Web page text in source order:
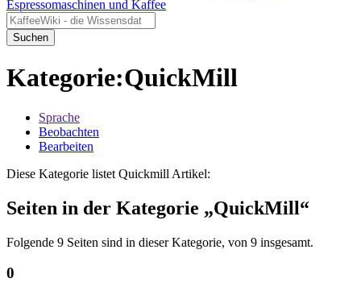
Espressomaschinen und Kaffee
Suchen
Kategorie:QuickMill
Sprache
Beobachten
Bearbeiten
Diese Kategorie listet Quickmill Artikel:
Seiten in der Kategorie „QuickMill“
Folgende 9 Seiten sind in dieser Kategorie, von 9 insgesamt.
0